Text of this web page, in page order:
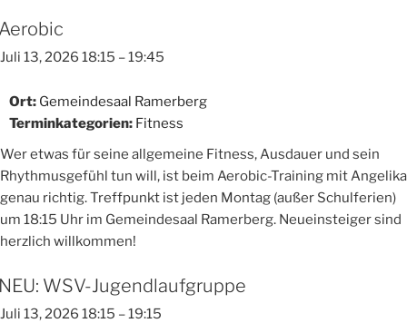
mit
Monika“
Juli 13, 2026 18:15 –19:45
Ort: Gemeindesaal Ramerberg
Terminkategorien: Fitness
Wer etwas für seine allgemeine Fitness, Ausdauer und sein
Rhythmusgefühl tun will, ist beim Aerobic-Training mit Angelika
genau richtig. Treffpunkt ist jeden Montag (außer Schulferien)
um 18:15 Uhr im Gemeindesaal Ramerberg. Neueinsteiger sind
herzlich willkommen!
WSV-Jugendlaufgruppe
Juli 13, 2026 18:15 –19:15